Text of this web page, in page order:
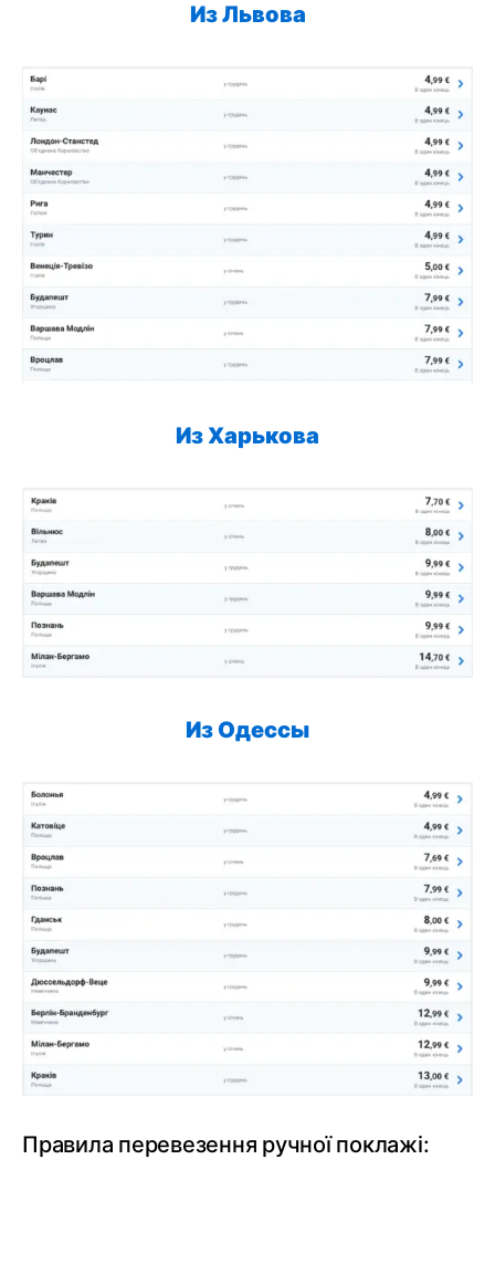
Из Львова
Из Харькова
Из Одессы
Правила перевезення ручної поклажі: